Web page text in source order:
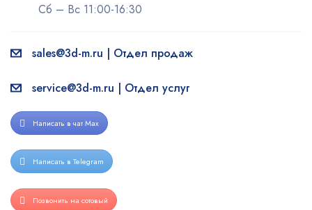
Сб – Вс 11:00-16:30
sales@3d-m.ru | Отдел продаж
service@3d-m.ru | Отдел услуг
Написать в чат Max
Написать в Telegram
Позвонить на сотовый